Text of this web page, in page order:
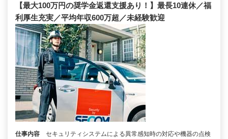
【最大100万円の奨学金返還支援あり！】最長10連休／福
利厚生充実／平均年収600万超／未経験歓迎
仕事内容
セキュリティシステムによる異常感知時の対応や機器の点検